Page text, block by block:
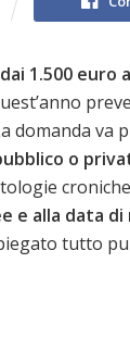
dai 1.500 euro
domanda va
o
e alla data
tutto